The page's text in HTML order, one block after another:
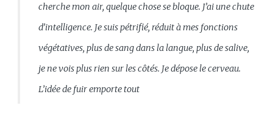
cherche mon air, quelque chose se bloque. J’ai une chute
d’intelligence. Je suis pétrifié, réduit à mes fonctions
végétatives, plus de sang dans la langue, plus de salive,
je ne vois plus rien sur les côtés. Je dépose le cerveau.
L’idée de fuir emporte tout